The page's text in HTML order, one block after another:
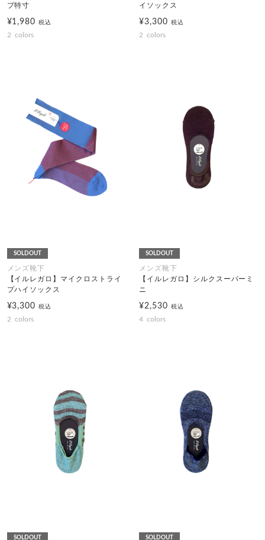
プ特寸
¥1,980税込
2 colors
イソックス
¥3,300 税込
2 colors
SOLDOUT
メンズ靴下
【イルレガロ】マイクロストライ
プハイソックス
¥3,300税込
2 colors
SOLDOUT
メンズ靴下
【イルレガロ】シルクスーパーミ
ニ
¥2,530 税込
4 colors
SOLDOUT SOLDOUT